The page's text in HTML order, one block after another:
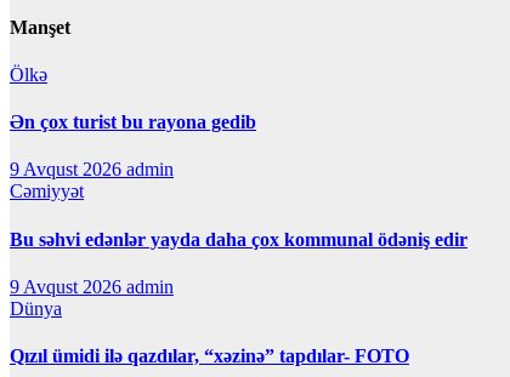
Manşet
Ölkə
Ən çox turist bu rayona gedib
9 Avqust 2026 admin
Cəmiyyət
Bu səhvi edənlər yayda daha çox kommunal ödəniş edir
9 Avqust 2026 admin
Dünya
Qızıl ümidi ilə qazdılar, “xəzinə” tapdılar- FOTO